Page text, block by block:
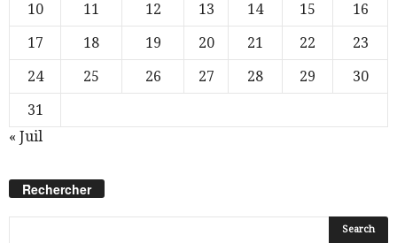
10
11 12 13 14 15
16
17
18 19 20 21 22
23
24
25 26 27 28 29
30
31
« Juil
Rechercher